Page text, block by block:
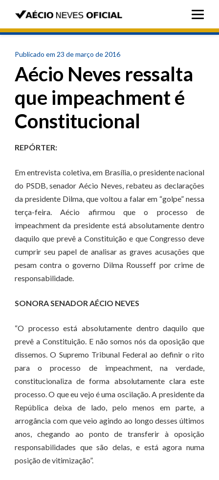
Publicado em 23 de março de 2016
Aécio Neves ressalta
que impeachment é
Constitucional
REPÓRTER:
Em entrevista coletiva, em Brasília, o presidente nacional
do PSDB, senador Aécio Neves, rebateu as declarações
da presidente Dilma, que voltou a falar em “golpe” nessa
terça-feira. Aécio afirmou que o processo de
impeachment da presidente está absolutamente dentro
daquilo que prevê a Constituição e que Congresso deve
cumprir seu papel de analisar as graves acusações que
pesam contra o governo Dilma Rousseff por crime de
responsabilidade.
SONORA SENADOR AÉCIO NEVES
“O processo está absolutamente dentro daquilo que
prevê a Constituição. E não somos nós da oposição que
dissemos. O Supremo Tribunal Federal ao definir o rito
para o processo de impeachment, na verdade,
constitucionaliza de forma absolutamente clara este
processo. O que eu vejo é uma oscilação. A presidente da
República deixa de lado, pelo menos em parte, a
arrogância com que veio agindo ao longo desses últimos
anos, chegando ao ponto de transferir à oposição
responsabilidades que são delas, e está agora numa
posição de vitimização”.